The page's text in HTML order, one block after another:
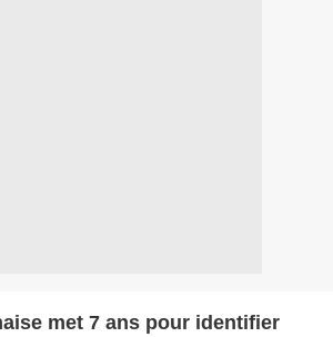
met 7 ans pour identifier